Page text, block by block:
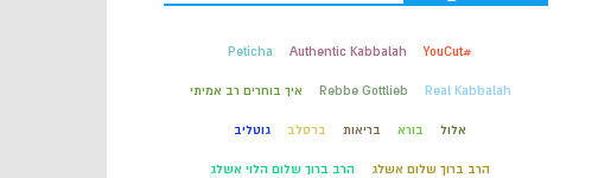
#YouCut
Authentic Kabbalah
Peticha
Real Kabbalah
Rebbe Gottlieb איך בוחרים רב אמיתי
אלול בורא בריאות ברסלב גוטליב
הרב ברוך שלום אשלג הרב ברוך שלום הלוי אשלג